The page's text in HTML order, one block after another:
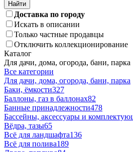
Доставка по городу
Искать в описании
Только частные продавцы
Отключить коллекционирование
Каталог
Для дачи, дома, огорода, бани, парка
Все категории
Для дачи, дома, огорода, бани, парка
Баки, ёмкости327
Баллоны, газ в баллонах82
Банные принадлежности478
Бассейны, аксессуары и
Вёдра, тазы65
Всё для ландшафта136
Всё для полива189